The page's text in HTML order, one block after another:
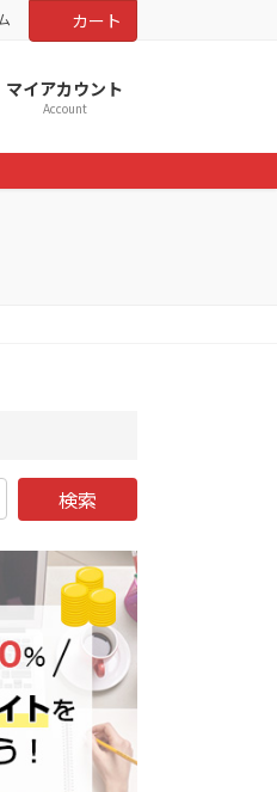
カート
マイアカウント
Account